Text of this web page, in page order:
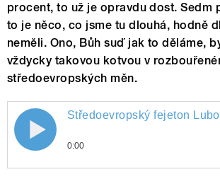
procent, to už je opravdu dost. Sedm
to je něco, co jsme tu dlouhá, hodně
neměli. Ono, Bůh suď jak to děláme,
vždycky takovou kotvou v
středoevropských měn.
Středoevropský fejeton
0:00